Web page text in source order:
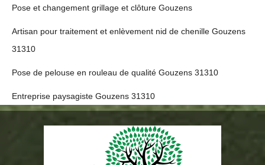
Pose et changement grillage et clôture Gouzens
Artisan pour traitement et enlèvement nid de chenille Gouzens
31310
Pose de pelouse en rouleau de qualité Gouzens 31310
Entreprise paysagiste Gouzens 31310